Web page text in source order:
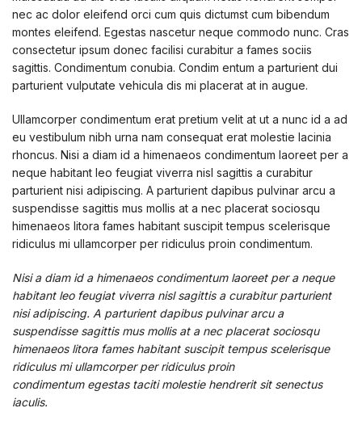
nec ac dolor eleifend orci cum quis dictumst cum bibendum
montes eleifend. Egestas nascetur neque commodo nunc. Cras
consectetur ipsum donec facilisi curabitur a fames sociis
sagittis. Condimentum conubia. Condim entum a parturient dui
parturient vulputate vehicula dis mi placerat at in augue.
Ullamcorper condimentum erat pretium velit at ut a nunc id a ad
eu vestibulum nibh urna nam consequat erat molestie lacinia
rhoncus. Nisi a diam id a himenaeos condimentum laoreet per a
neque habitant leo feugiat viverra nisl sagittis a curabitur
parturient nisi adipiscing. A parturient dapibus pulvinar arcu a
suspendisse sagittis mus mollis at a nec placerat sociosqu
himenaeos litora fames habitant suscipit tempus scelerisque
ridiculus mi ullamcorper per ridiculus proin condimentum.
Nisi a diam id a himenaeos condimentum laoreet per a neque
habitant leo feugiat viverra nisl sagittis a curabitur parturient
nisi adipiscing. A parturient dapibus pulvinar arcu a
suspendisse sagittis mus mollis at a nec placerat sociosqu
himenaeos litora fames habitant suscipit tempus scelerisque
ridiculus mi ullamcorper per ridiculus proin
condimentum egestas taciti molestie hendrerit sit senectus
iaculis.